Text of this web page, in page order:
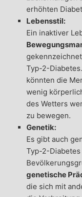
erhöhten
Lebensstil:
Ein inaktiver
Typ-2-
könnten die
wenig
des Wetters
zu bewegen.
Genetik:
Es gibt auch
Typ-2-
genetische
die sich mit